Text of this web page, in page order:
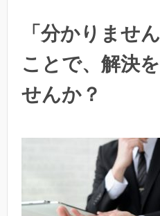
「分かりませ
ことで、解決
せんか？